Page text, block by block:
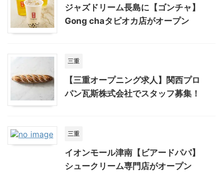
ジャズドリーム長島に【ゴンチャ】
Gong chaタピオカ店がオープン
三重
【三重オープニング求人】関西プロ
パン瓦斯株式会社でスタッフ募集！
三重
イオンモール津南【ビアードパパ】
シュークリーム専門店がオープン